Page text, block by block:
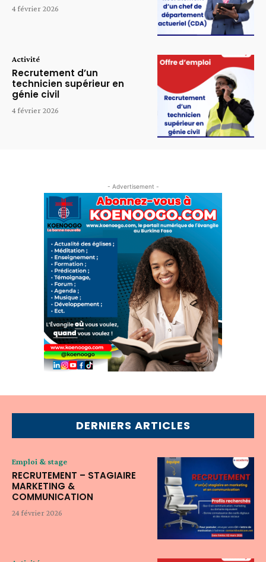
4 février 2026
Activité
Recrutement d’un
technicien supérieur en
génie civil
4 février 2026
- Advertisement -
DERNIERS ARTICLES
Emploi & stage
RECRUTEMENT – STAGIAIRE
MARKETING &
COMMUNICATION
24 février 2026